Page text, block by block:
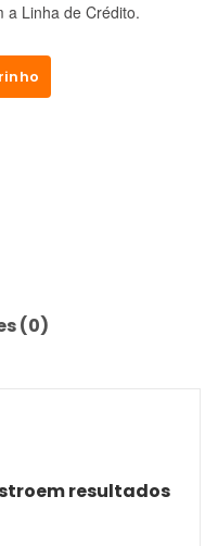
a Linha de Crédito.
(0)
resultados